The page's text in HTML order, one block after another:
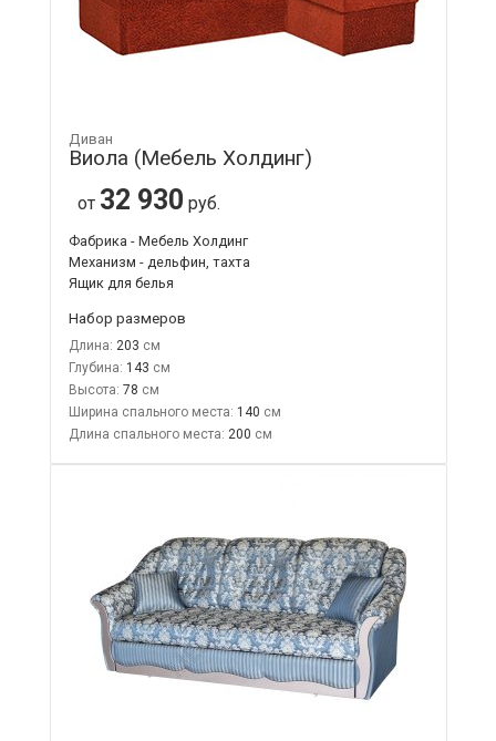
Диван
Виола (Мебель Холдинг)
от 32 930 руб.
Фабрика - Мебель Холдинг
Механизм - дельфин, тахта
Ящик для белья
Набор размеров
Длина: 203
Глубина: 143
Высота: 78
Ширина спального места: 140
Длина спального места: 200